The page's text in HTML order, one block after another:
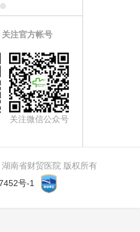
注官方帐号
关注微信公众号
湖南省财贸医院 版权所有
号-1